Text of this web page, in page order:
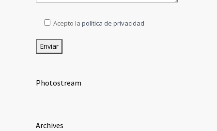
Acepto la política de privacidad
Photostream
Archives